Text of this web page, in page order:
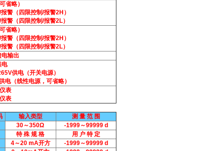
省略）
警（四限控制/报警2H）
警（四限控制/报警2L）
省略）
警（四限控制/报警2H）
警（四限控制/报警2L）
输出
电
供电（开关电源）
电（线性电源，可省略）
表
表
输入类型
测 量 范 围
30～350Ω
-1999～99999 d
特 殊 规 格
用 户 特 定
4～20 mA开方
-1999～99999 d